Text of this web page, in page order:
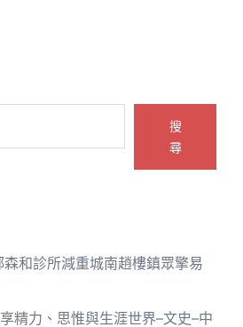
搜
尋
和診所減重城南趙樓鎮眾擎易
精力、思惟與生涯世界–文史–中